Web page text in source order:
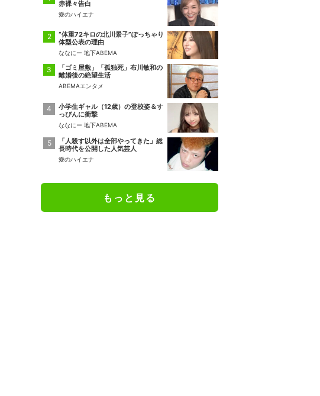
赤裸々告白
愛のハイエナ
“体重72キロの北川景子”ぽっちゃり
体型公表の理由
ななにー 地下ABEMA
「ゴミ屋敷」「孤独死」布川敏和の
離婚後の絶望生活
ABEMAエンタメ
小学生ギャル（12歳）の登校姿＆す
っぴんに衝撃
ななにー 地下ABEMA
「人殺す以外は全部やってきた」総
長時代を公開した人気芸人
愛のハイエナ
もっと見る